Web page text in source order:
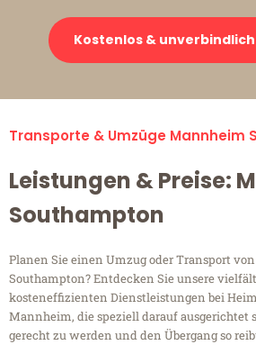
Kostenlos &
Transporte & Umzüge Mannheim
Leistungen & Preise:
Southampton
Planen Sie einen Umzug oder Transport
Southampton? Entdecken Sie unsere
kosteneffizienten Dienstleistungen bei
Mannheim, die speziell darauf ausgerichtet
gerecht zu werden und den Übergang so